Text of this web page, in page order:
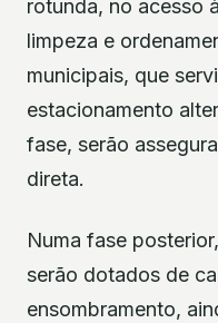
rotunda, no acesso
limpeza e
municipais, que
estacionamento
fase, serão
direta.
Numa fase
serão dotados de
ensombramento,